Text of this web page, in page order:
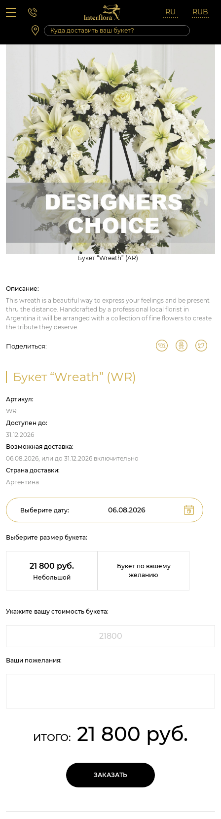
Вопросы-ответы
Сб 10:00 ‐ 14:00
Выходные и праздничные дни
Букет “Wreath” (AR)
Описание:
This wreath is a beautiful way to express your feelings and be present
thru the distance. Handcrafted by a professional local florist in
Argentina it will be arranged with a collection of fine flowers to create
the tribute they deserve.
Поделиться:
Букет “Wreath” (WR)
Артикул:
WR
Доступен до:
31.12.2026
Возможная доставка:
06.08.2026, или до 31.12.2026 включительно
Страна доставки:
Аргентина
Выберите дату:
Выберите размер букета:
21 800 руб.
Небольшой
Букет по вашему
желанию
Укажите вашу стоимость букета:
Ваши пожелания:
ИТОГО: 21 800 руб.
ЗАКАЗАТЬ